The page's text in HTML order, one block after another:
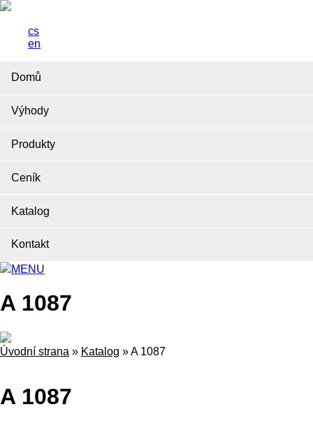
cs
en
Domů
Výhody
Produkty
Ceník
Katalog
Kontakt
MENU
A 1087
Úvodní strana » Katalog »A 1087
A 1087